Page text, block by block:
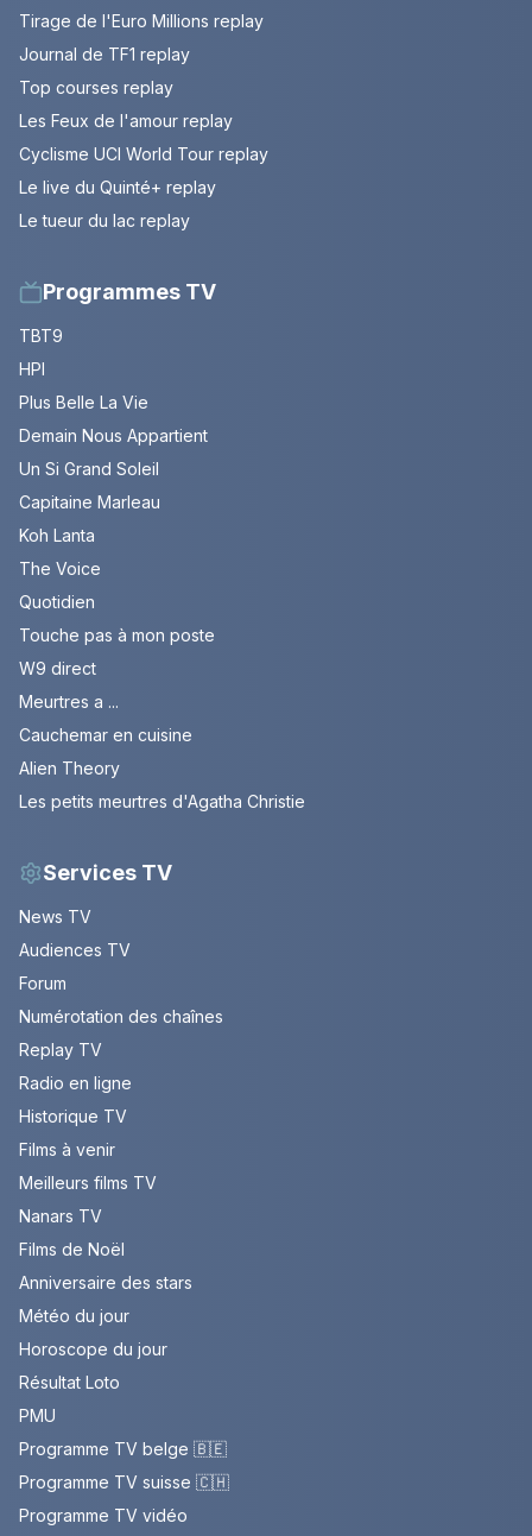
Tirage de l'Euro Millions replay
Journal de TF1 replay
Top courses replay
Les Feux de l'amour replay
Cyclisme UCI World Tour replay
Le live du Quinté+ replay
Le tueur du lac replay
Programmes TV
TBT9
HPI
Plus Belle La Vie
Demain Nous Appartient
Un Si Grand Soleil
Capitaine Marleau
Koh Lanta
The Voice
Quotidien
Touche pas à mon poste
W9 direct
Meurtres a ...
Cauchemar en cuisine
Alien Theory
Les petits meurtres d'Agatha Christie
Services TV
News TV
Audiences TV
Forum
Numérotation des chaînes
Replay TV
Radio en ligne
Historique TV
Films à venir
Meilleurs films TV
Nanars TV
Films de Noël
Anniversaire des stars
Météo du jour
Horoscope du jour
Résultat Loto
PMU
Programme TV belge 🇧🇪
Programme TV suisse 🇨🇭
Programme TV vidéo